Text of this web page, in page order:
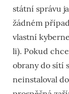
státní správu
žádném
vlastní
li). Pokud
obrany do sítí
neinstaloval